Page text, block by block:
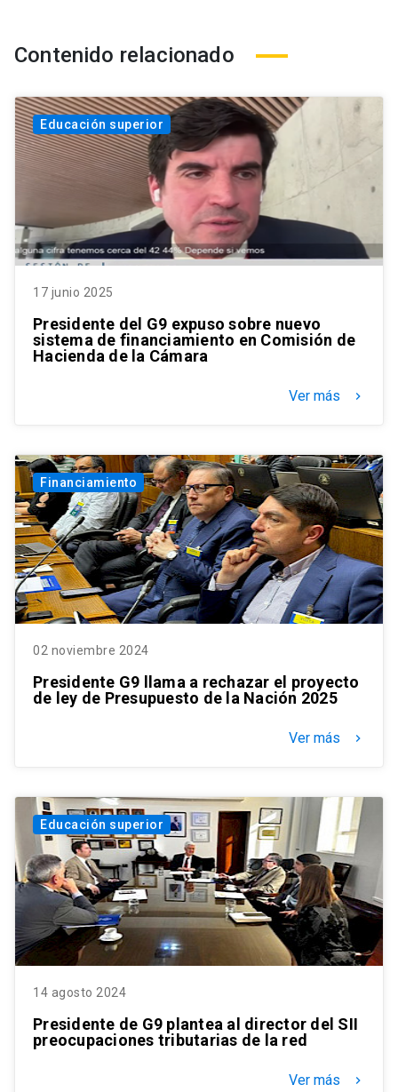
Contenido relacionado
Educación superior
17 junio 2025
Presidente del G9 expuso sobre nuevo
sistema de financiamiento en Comisión de
Hacienda de la Cámara
Ver más keyboard_arrow_right
Financiamiento
02 noviembre 2024
Presidente G9 llama a rechazar el proyecto
de ley de Presupuesto de la Nación 2025
Ver más keyboard_arrow_right
Educación superior
14 agosto 2024
Presidente de G9 plantea al director del SII
preocupaciones tributarias de la red
Ver más keyboard_arrow_right